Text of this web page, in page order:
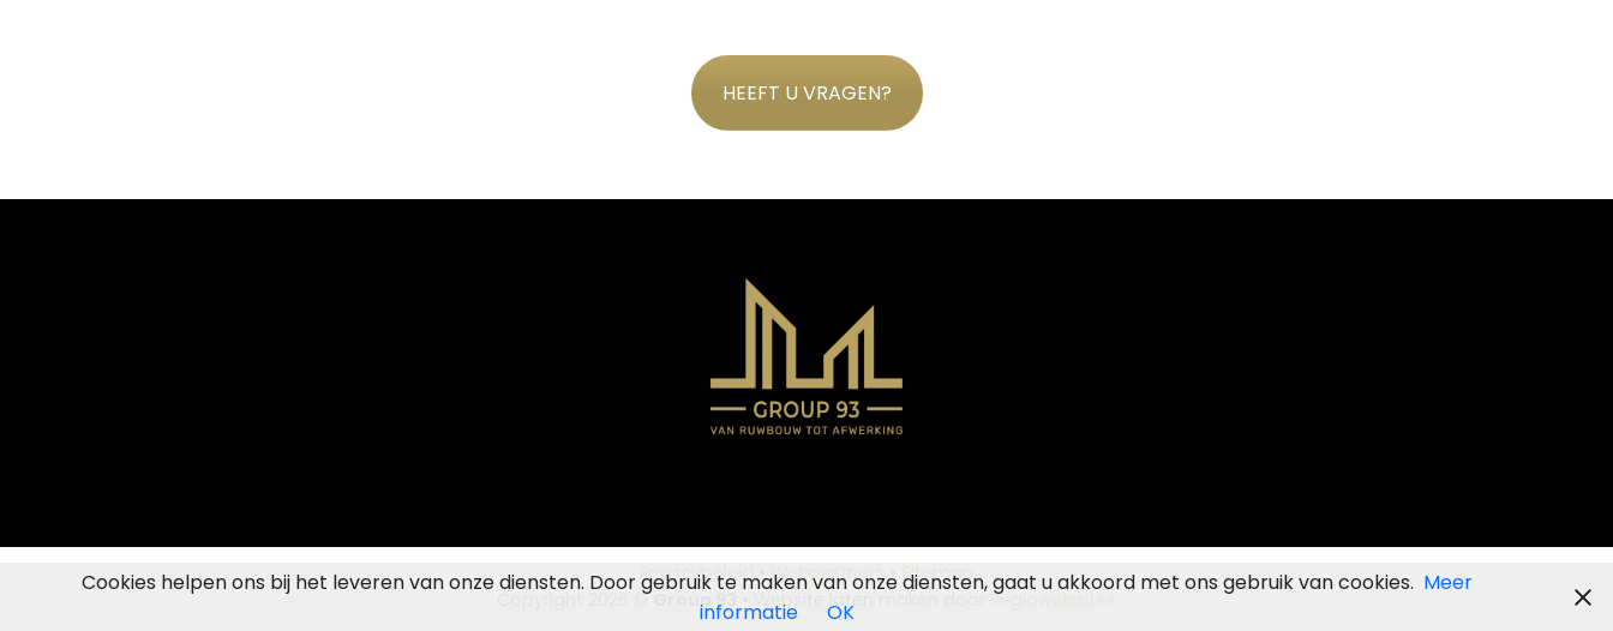
HEEFT U VRAGEN?
Privacybeleid•Webpartners• Sitemap
Copyright 2026 © Group 93 • Website laten maken door Regiowebsites
Cookies helpen ons bij het leveren van onze diensten. Door gebruik te maken van onze diensten, gaat u akkoord met ons gebruik van cookies. Meer
informatie
OK